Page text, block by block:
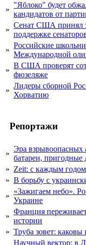
»
"Яблоко" будет
кандидатов от
»
Сенат США принял
поддержке
»
Российские
Международной
»
В США проверят
фюзеляже
»
Лидеры сборной
Хорватию
Репортажи
»
Эра взрывоопасных
батареи, пригодные
» Zeit: с каждым
» В борьбу с
»
«Зажигаем небо».
Украине
»
Франция
истории
» Труба зовет:
Научный вектор: в